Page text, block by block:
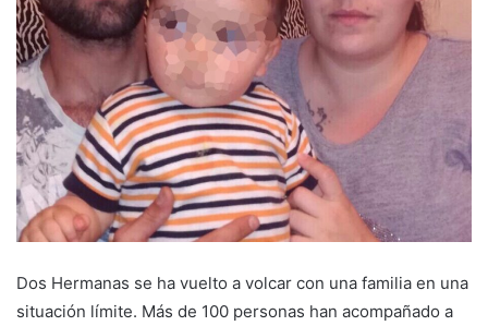
Dos Hermanas se ha vuelto a volcar con una familia en una
situación límite. Más de 100 personas han acompañado a